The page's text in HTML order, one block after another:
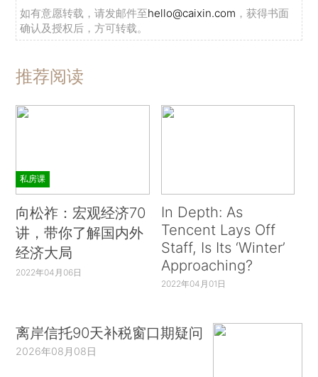
如有意愿转载，请发邮件至hello@caixin.com ，获得书面
确认及授权后，方可转载。
推荐阅读
私房课
向松祚：宏观经济70
讲，带你了解国内外
经济大局
2022年04月06日
In Depth: As
Tencent Lays Off
Staff, Is Its ‘Winter’
Approaching?
2022年04月01日
离岸信托90天补税窗口期疑问
2026年08月08日